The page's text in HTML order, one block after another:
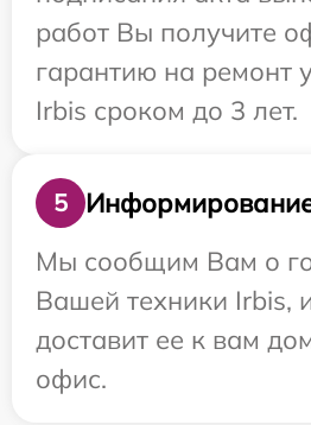
работ Вы получите
гарантию на ремонт
Irbis сроком до 3 лет.
5
Информирование
Мы сообщим Вам о
Вашей техники Irbis,
доставит ее к вам
офис.